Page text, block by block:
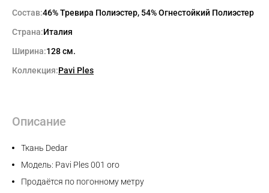
Состав:46% Тревира Полиэстер, 54% Огнестойкий Полиэстер
Страна:Италия
Ширина:128 см.
Коллекция:Pavi Ples
Описание
Ткань Dedar
Модель: Pavi Ples 001 oro
Продаётся по погонному метру